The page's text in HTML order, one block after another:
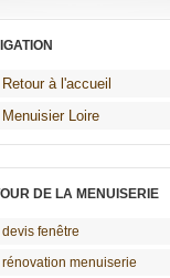
Retour à l'accueil
Menuisier Loire
DE LA MENUISERIE
devis fenêtre
rénovation menuiserie